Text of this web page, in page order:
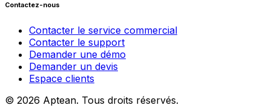
Contactez-nous
Contacter le service commercial
Contacter le support
Demander une démo
Demander un devis
Espace clients
© 2026 Aptean. Tous droits réservés.